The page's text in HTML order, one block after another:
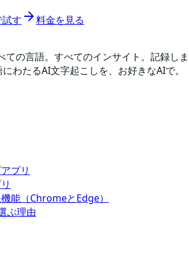
す
料金を見る
ての言語。すべてのインサイト。記録しま
わたるAI文字起こしを、お好きなAIで。
プリ
能（ChromeとEdge）
ぶ理由